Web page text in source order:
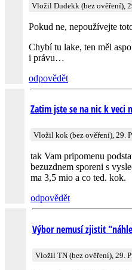
Vložil Dudekk (bez ověření),
Pokud ne, nepoužívejte
Chybí tu lake, ten měl
i právu…
odpovědět
Zatim jste se na nic k veci
Vložil kok (bez ověření), 29.
tak Vam pripomenu
bezuzdnem sporeni s
ma 3,5 mio a co ted. kok.
odpovědět
Výbor nemusí zjistit
Vložil TN (bez ověření), 29.